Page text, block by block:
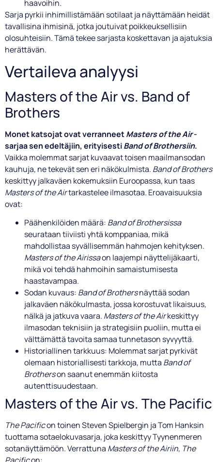
haavoihin.
Sarja pyrkii inhimillistämään sotilaat ja näyttämään heidät
tavallisina ihmisinä, jotka joutuivat poikkeuksellisiin
olosuhteisiin. Tämä tekee sarjasta koskettavan ja ajatuksia
herättävän.
Vertaileva analyysi
Masters of the Air vs. Band of
Brothers
Monet katsojat ovat verranneetMasters of the Air-
sarjaa sen edeltäjiin, erityisestiBand of Brothersiin.
Vaikka molemmat sarjat kuvaavat toisen maailmansodan
kauhuja, ne tekevät sen eri näkökulmista. Band of Brothers
keskittyy jalkaväen kokemuksiin Euroopassa, kun taas
Masters of the Airtarkastelee ilmasotaa. Eroavaisuuksia
ovat:
Päähenkilöiden määrä: Band of Brothersissa
seurataan tiiviisti yhtä komppaniaa, mikä
mahdollistaa syvällisemmän hahmojen kehityksen.
Masters of the Airissaon laajempi näyttelijäkaarti,
mikä voi tehdä hahmoihin samaistumisesta
haastavampaa.
Sodan kuvaus: Band of Brothersnäyttää sodan
jalkaväen näkökulmasta, jossa korostuvat likaisuus,
nälkä ja jatkuva vaara. Masters of the Airkeskittyy
ilmasodan teknisiin ja strategisiin puoliin, mutta ei
välttämättä tavoita samaa tunnetason syvyyttä.
Historiallinen tarkkuus: Molemmat sarjat pyrkivät
olemaan historiallisesti tarkkoja, mutta Band of
Brotherson saanut enemmän kiitosta
autenttisuudestaan.
Masters of the Air vs. The Pacific
The Pacificon toinen Steven Spielbergin ja Tom Hanksin
tuottama sotaelokuvasarja, joka keskittyy Tyynenmeren
sotanäyttämöön. Verrattuna Masters of the Airiin, The